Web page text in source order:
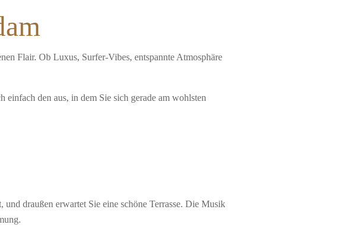
Flair. Ob Luxus, Surfer-Vibes, entspannte Atmosphäre
den aus, in dem Sie sich gerade am wohlsten
draußen erwartet Sie eine schöne Terrasse. Die Musik